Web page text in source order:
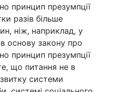
принцип презумпції
разів більше
ніж, наприклад, у
в основу закону про
принцип презумпції
що питання не в
системи